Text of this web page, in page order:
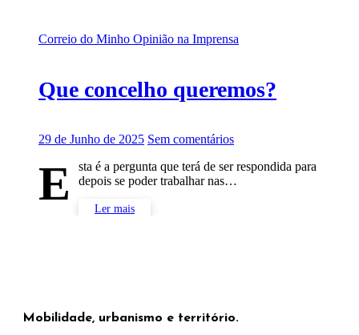
Correio do Minho Opinião na Imprensa
Que concelho queremos?
29 de Junho de 2025 Sem comentários
E
sta é a pergunta que terá de ser respondida para
depois se poder trabalhar nas…
Ler mais
Mobilidade, urbanismo e território.